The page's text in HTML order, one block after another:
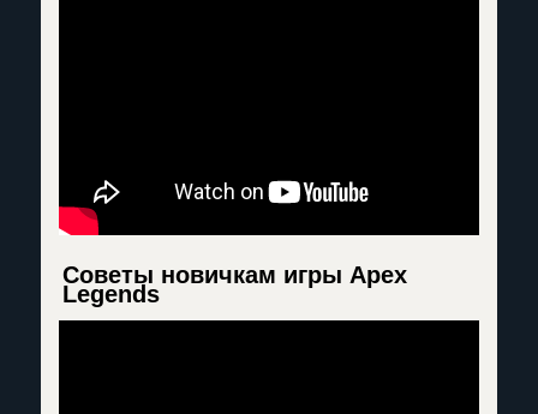
Советы новичкам игры Apex
Legends